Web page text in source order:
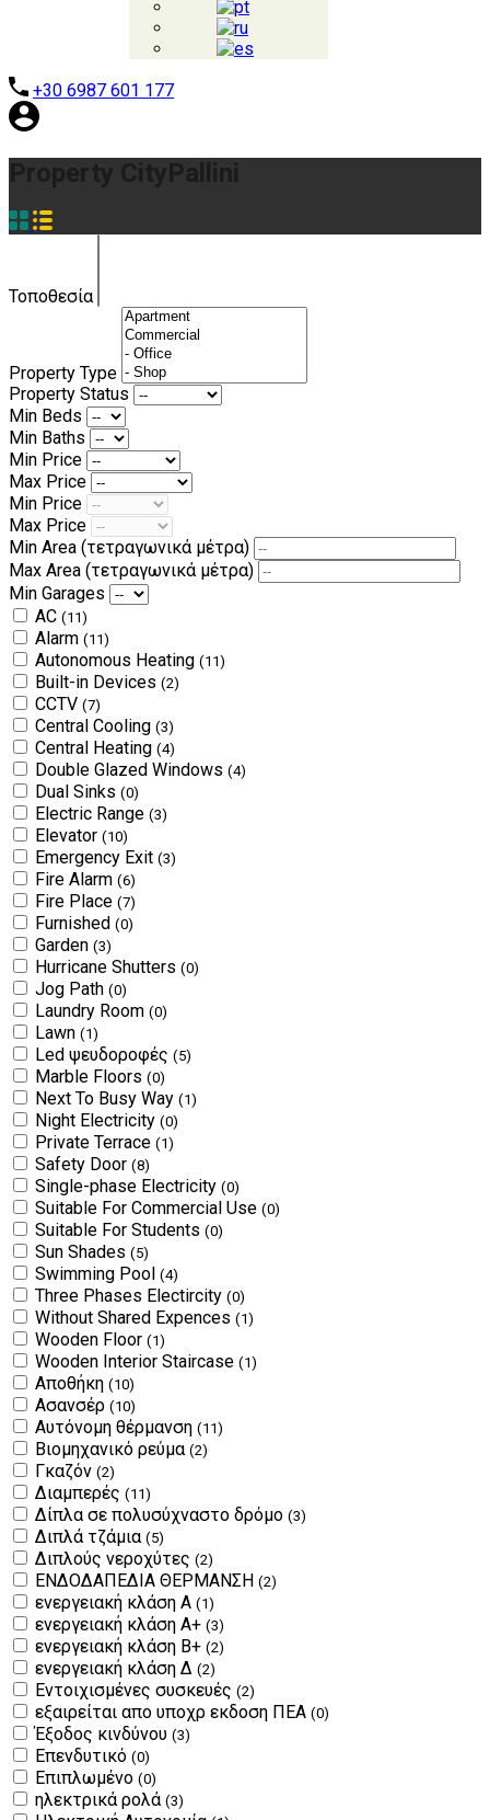
+30 6987 601 177
Τοποθεσία
Property Type
Property Status
Min Beds
Min Baths
Min Price
Max Price
Min Price
Max Price
Min Area (τετραγωνικά μέτρα)
Max Area (τετραγωνικά μέτρα)
Min Garages
AC (11)
Alarm (11)
Autonomous Heating (11)
Built-in Devices (2)
CCTV (7)
Central Cooling (3)
Central Heating (4)
Double Glazed Windows (4)
Dual Sinks (0)
Electric Range (3)
Elevator (10)
Emergency Exit (3)
Fire Alarm (6)
Fire Place (7)
Furnished (0)
Garden (3)
Hurricane Shutters (0)
Jog Path (0)
Laundry Room (0)
Lawn (1)
Led ψευδοροφές (5)
Marble Floors (0)
Next To Busy Way (1)
Night Electricity (0)
Private Terrace (1)
Safety Door (8)
Single-phase Electricity (0)
Suitable For Commercial Use (0)
Suitable For Students (0)
Sun Shades (5)
Swimming Pool (4)
Three Phases Electircity (0)
Without Shared Expences (1)
Wooden Floor (1)
Wooden Interior Staircase (1)
Αποθήκη (10)
Ασανσέρ (10)
Αυτόνομη θέρμανση (11)
Βιομηχανικό ρεύμα (2)
Γκαζόν (2)
Διαμπερές (11)
Δίπλα σε πολυσύχναστο δρόμο (3)
Διπλά τζάμια (5)
Διπλούς νεροχύτες (2)
ΕΝΔΟΔΑΠΕΔΙΑ ΘΕΡΜΑΝΣΗ (2)
ενεργειακή κλάση Α (1)
ενεργειακή κλάση Α+ (3)
ενεργειακή κλάση Β+ (2)
ενεργειακή κλάση Δ (2)
Εντοιχισμένες συσκευές (2)
εξαιρείται απο υποχρ εκδοση ΠΕΑ (0)
Έξοδος κινδύνου (3)
Επενδυτικό (0)
Επιπλωμένο (0)
ηλεκτρικά ρολά (3)